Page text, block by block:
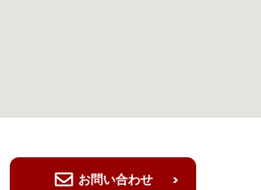
お問い合わせ